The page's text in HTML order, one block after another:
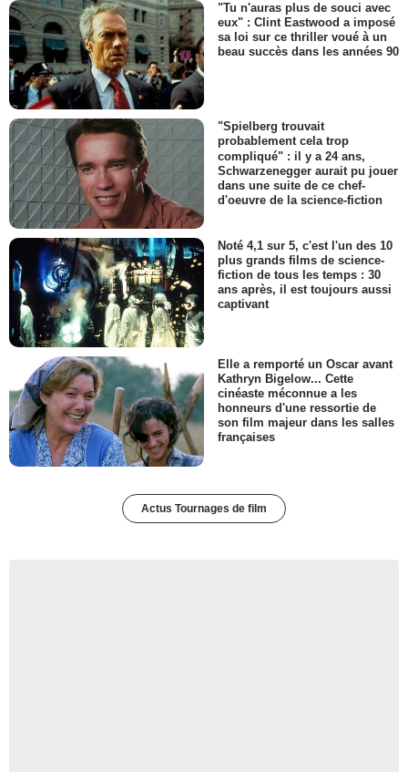
"Tu n'auras plus de souci avec
eux" : Clint Eastwood a imposé
sa loi sur ce thriller voué à un
beau succès dans les années 90
"Spielberg trouvait
probablement cela trop
compliqué" : il y a 24 ans,
Schwarzenegger aurait pu jouer
dans une suite de ce chef-
d'oeuvre de la science-fiction
Noté 4,1 sur 5, c'est l'un des 10
plus grands films de science-
fiction de tous les temps : 30
ans après, il est toujours aussi
captivant
Elle a remporté un Oscar avant
Kathryn Bigelow... Cette
cinéaste méconnue a les
honneurs d'une ressortie de
son film majeur dans les salles
françaises
Actus Tournages de film